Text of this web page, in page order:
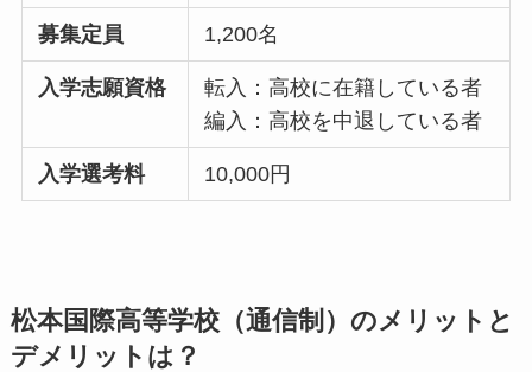
募集定員 1,200名
入学志願資格
転入：高校に在籍している者
編入：高校を中退している者
入学選考料 10,000円
松本国際高等学校（通信制）のメリットと
デメリットは？